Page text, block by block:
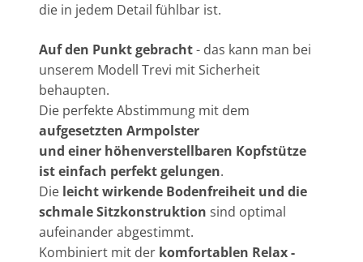
die in jedem Detail fühlbar ist.
Auf den Punkt gebracht- das kann man bei
unserem Modell Trevi mit Sicherheit
behaupten.
Die perfekte Abstimmung mit dem
aufgesetzten Armpolster
und einer höhenverstellbaren Kopfstütze
ist einfach perfekt gelungen.
Die leicht wirkende Bodenfreiheit und die
schmale Sitzkonstruktion sind optimal
aufeinander abgestimmt.
Kombiniert mit der komfortablen Relax -